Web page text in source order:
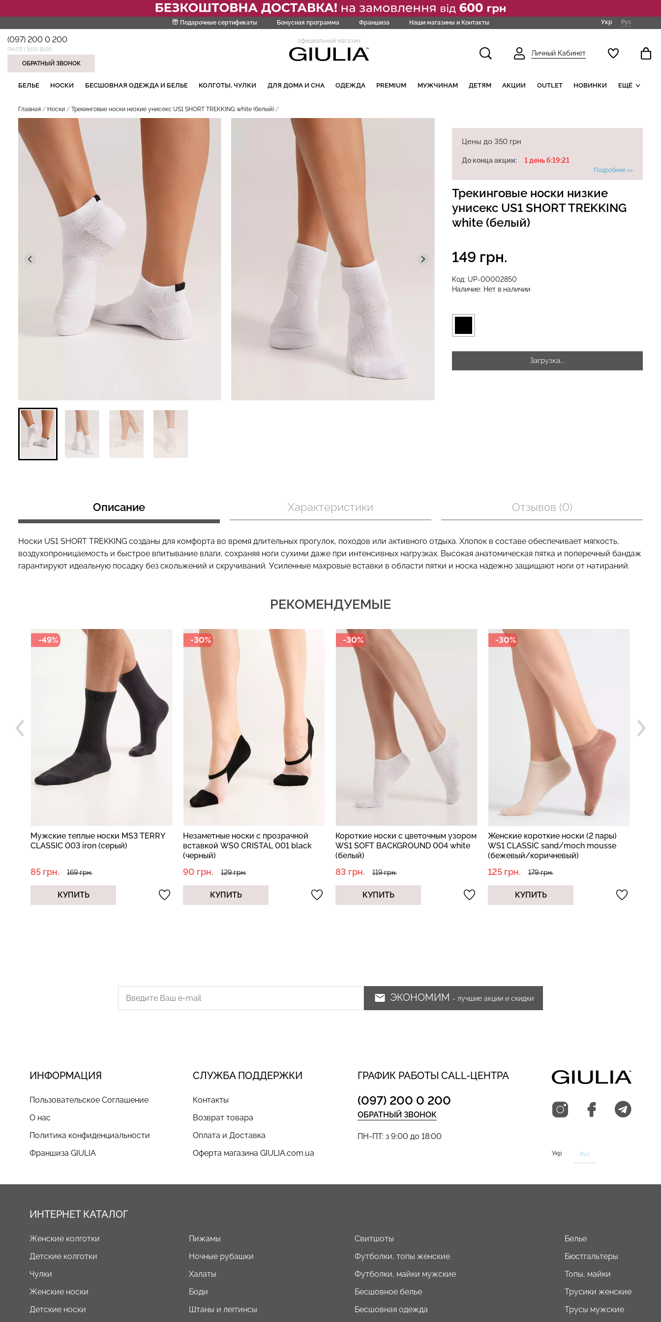
Подарочные сертификаты Бонусная программа Франшиза Наши магазины и Контакты Укр Рус
(097) 200 0 200
ПН-ПТ | 9:00-18:00
ОБРАТНЫЙ ЗВОНОК
официальный магазин
Личный Кабинет
БЕЛЬЕ НОСКИ БЕСШОВНАЯ ОДЕЖДА И БЕЛЬЕ КОЛГОТЫ, ЧУЛКИ ДЛЯ ДОМА И СНА ОДЕЖДА PREMIUM МУЖЧИНАМ ДЕТЯМ АКЦИИ OUTLET НОВИНКИ ЕЩЁ
Главная Носки Трекинговые носки низкие унисекс US1 SHORT TREKKING white (белый)
Цены до 350 грн
До конца акции: 1 день 6:19:21
Подробнее >>
Трекинговые носки низкие
унисекс US1 SHORT TREKKING
white (белый)
Код: UP-00002850
Наличие: Нет в наличии
149 грн.
Загрузка...
Описание Характеристики Отзывов (0)
Носки US1 SHORT TREKKING созданы для комфорта во время длительных прогулок, походов или активного отдыха. Хлопок в составе обеспечивает мягкость,
воздухопроницаемость и быстрое впитывание влаги, сохраняя ноги сухими даже при интенсивных нагрузках. Высокая анатомическая пятка и поперечный бандаж
гарантируют идеальную посадку без скольжений и скручиваний. Усиленные махровые вставки в области пятки и носка надежно защищают ноги от натираний.
РЕКОМЕНДУЕМЫЕ
-49%
Мужские теплые носки MS3 TERRY
CLASSIC 003 iron (серый)
85 грн. 169 грн.
КУПИТЬ
-30%
Незаметные носки с прозрачной
вставкой WS0 CRISTAL 001 black
(черный)
90 грн. 129 грн.
КУПИТЬ
-30%
Короткие носки с цветочным узором
WS1 SOFT BACKGROUND 004 white
(белый)
83 грн. 119 грн.
КУПИТЬ
-30%
Женские короткие носки (2 пары)
WS1 CLASSIC sand/moch mousse
(бежевый/коричневый)
125 грн. 179 грн.
КУПИТЬ
ЭКОНОМИМ - лучшие акции и скидки
ИНФОРМАЦИЯ
Пользовательское Соглашение
О нас
Политика конфиденциальности
Франшиза GIULIA
СЛУЖБА ПОДДЕРЖКИ
Контакты
Возврат товара
Оплата и Доставка
Оферта магазина GIULIA.com.ua
ГРАФИК РАБОТЫ CALL-ЦЕНТРА
(097) 200 0 200
ОБРАТНЫЙ ЗВОНОК
ПН-ПТ: з 9:00 до 18:00
Укр Рус
ИНТЕРНЕТ КАТАЛОГ
Женские колготки
Детские колготки
Чулки
Женские носки
Детские носки
Пижамы
Ночные рубашки
Халаты
Боди
Штаны и леггинсы
Свитшоты
Футболки, топы женские
Футболки, майки мужские
Бесшовное белье
Бесшовная одежда
Белье
Бюстгальтеры
Топы, майки
Трусики женские
Трусы мужские
НАШИ ТРЕНДОВЫЕ ТОВАРЫ
Бесшовные леггинсы из
микрофибры LEGGINGS 02
(черный) Giulia
552 грн.789 грн.
Бесшовная бразилиана с
легкой коррекцией
BRASILIAN SHAPEWEAR
black (черный) Giulia
258 грн.
Велосипедки с высокой
талией TRACKS 01 (черный)
Giulia
384 грн.549 грн.
Бесшовные леггинсы
LEGGINGS (черный) Giulia
Бесшовные стринги STRING
BRIEFS (черный) Giulia
CAMI TOP RIB black (черный)
бретелях CAMI TOP (белый)
Giulia
SHAPEWEAR black (черный)